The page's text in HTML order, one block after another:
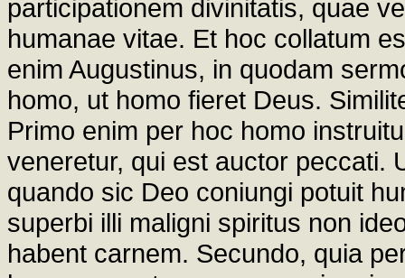
participationem divinitatis, quae
humanae vitae. Et hoc collatum
enim Augustinus, in quodam
homo, ut homo fieret Deus.
Primo enim per hoc homo
veneretur, qui est auctor peccati.
quando sic Deo coniungi potuit
superbi illi maligni spiritus non
habent carnem. Secundo, quia